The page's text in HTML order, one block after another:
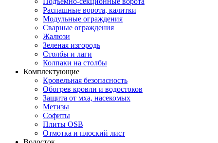
Распашные ворота, калитки
Модульные ограждения
Сварные ограждения
Жалюзи
Зеленая изгородь
Столбы и лаги
Колпаки на столбы
Комплектующие
Кровельная безопасность
Обогрев кровли и водостоков
Защита от мха, насекомых
Метизы
Софиты
Плиты OSB
Отмотка и плоский лист